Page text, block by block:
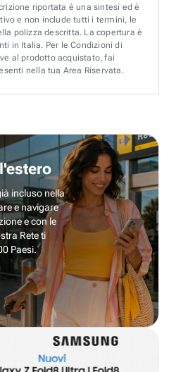
riportata è una sintesi ed è
e non include tutti i termini, le
polizza descritta. La copertura è
in Italia. Per le Condizioni di
al prodotto acquistato, fai
nella tua Area Riservata.
incluso nella
e navigare
e con le
Rete ti
Paesi.